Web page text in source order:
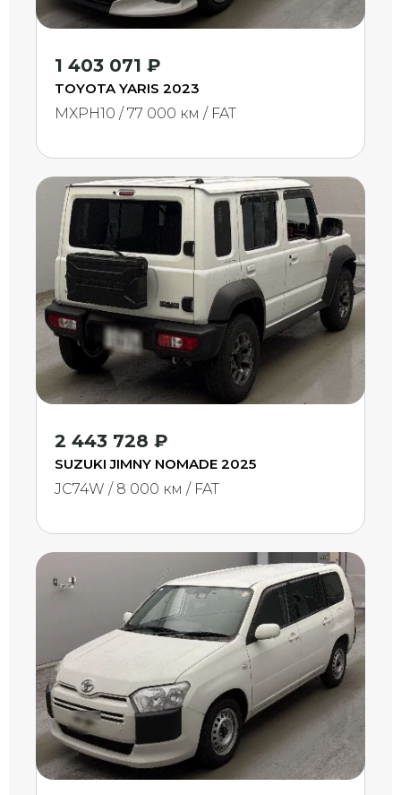
1 403 071 ₽
TOYOTA YARIS 2023
MXPH10 / 77 000 км / FAT
2 443 728 ₽
SUZUKI JIMNY NOMADE 2025
JC74W / 8 000 км / FAT